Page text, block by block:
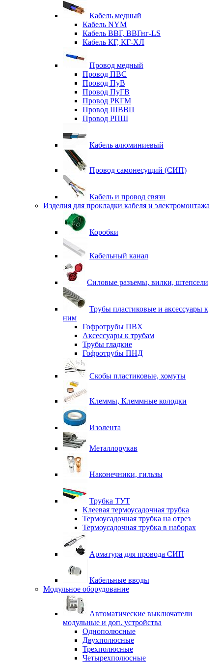
Кабель медный
Кабель NYM
Кабель ВВГ, ВВГнг-LS
Кабель КГ, КГ-ХЛ
Провод медный
Провод ПВС
Провод ПуВ
Провод ПуГВ
Провод РКГМ
Провод ШВВП
Провод РПШ
Кабель алюминиевый
Провод самонесущий (СИП)
Кабель и провод связи
Изделия для прокладки кабеля и электромонтажа
Коробки
Кабельный канал
Силовые разъемы, вилки, штепсели
Трубы пластиковые и аксессуары к
ним
Гофротрубы ПВХ
Аксессуары к трубам
Трубы гладкие
Гофротрубы ПНД
Скобы пластиковые, хомуты
Клеммы, Клеммные колодки
Изолента
Металлорукав
Наконечники, гильзы
Трубка ТУТ
Клеевая термоусадочная трубка
Термоусадочная трубка на отрез
Термоусадочная трубка в наборах
Арматура для провода СИП
Кабельные вводы
Модульное оборудование
Автоматические выключатели
модульные и доп. устройства
Однополюсные
Двухполюсные
Трехполюсные
Четырехполюсные